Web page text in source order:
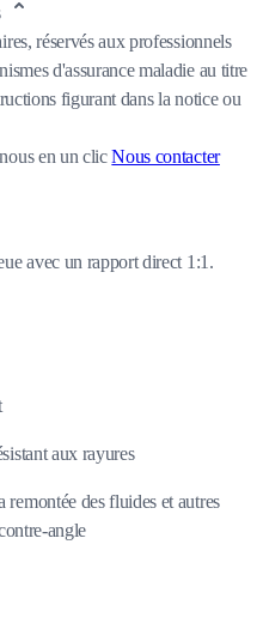
réservés aux professionnels
d'assurance maladie au titre
figurant dans la notice ou
en un clicNous contacter
avec un rapport direct 1:1.
aux rayures
remontée des fluides et autres
angle